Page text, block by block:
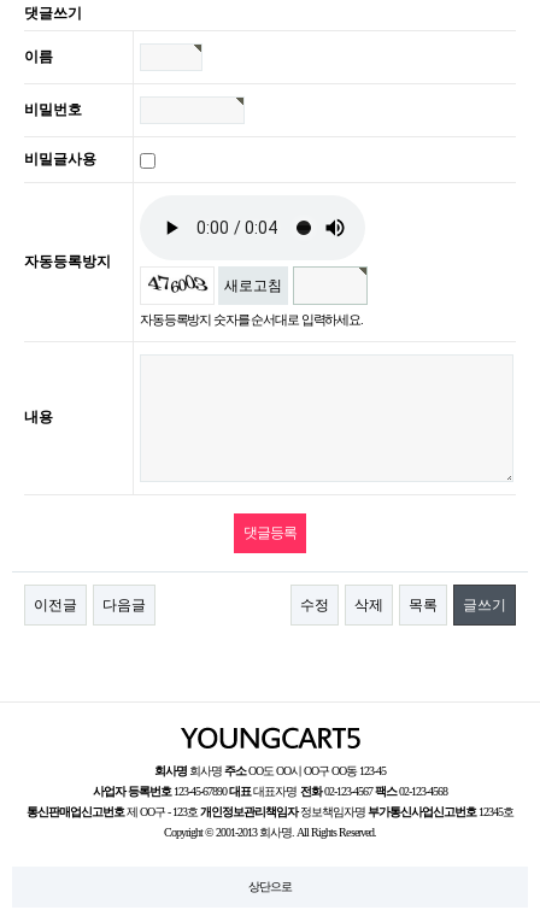
댓글쓰기
이름
비밀번호
비밀글사용
자동등록방지
새로고침
자동등록방지 숫자를 순서대로 입력하세요.
내용
이전글 다음글 수정 삭제 목록 글쓰기
회사명회사명주소OO도 OO시 OO구 OO동 123-45
사업자 등록번호123-45-67890대표대표자명 전화02-123-4567 팩스02-123-4568
통신판매업신고번호제 OO구 - 123호개인정보관리책임자정보책임자명부가통신사업신고번호12345호
Copyright © 2001-2013 회사명. All Rights Reserved.
상단으로